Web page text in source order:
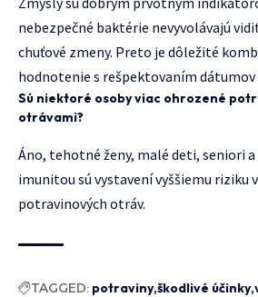
nebezpečné baktérie nevyvolávajú
chuťové zmeny. Preto je dôležité
hodnotenie s rešpektovaním dátumov
Sú niektoré osoby viac ohrozené
otrávami?
Áno, tehotné ženy, malé deti, seniori a
imunitou sú vystavení vyššiemu riziku
potravinových otráv.
TAGGED: potraviny škodlivé účinky